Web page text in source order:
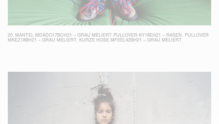
20. MANTEL MDADO17BCH21 – GRAU MELIERT PULLOVER KY18EH21 – RASEN
PULLOVER
MKEZ18BH21 – GRAU MELIERT, KURZE HOSE MFEEL42BH21 – GRAU MELIERT